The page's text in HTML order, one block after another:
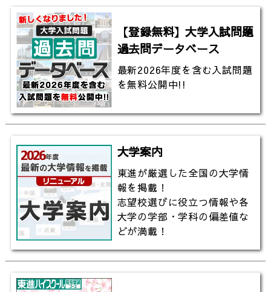
【登録無料】大学入試問題
過去問データベース
最新2026年度を含む入試問題
を無料公開中!!
大学案内
東進が厳選した全国の大学情
報を掲載！
志望校選びに役立つ情報や各
大学の学部・学科の偏差値な
どが満載！